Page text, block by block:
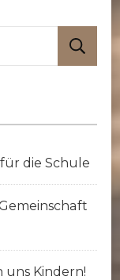
die Schule
uns Kindern!